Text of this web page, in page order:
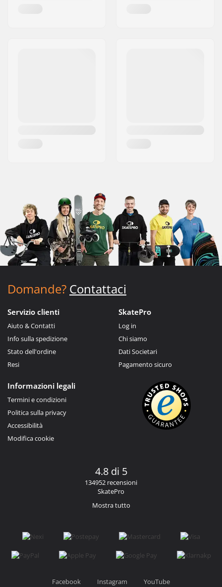
Domande? Contattaci
Servizio clienti
Aiuto & Contatti
Info sulla spedizione
Stato dell'ordine
Resi
SkatePro
Log in
Chi siamo
Dati Societari
Pagamento sicuro
Informazioni legali
Termini e condizioni
Politica sulla privacy
Accessibilità
Modifica cookie
4.8 di 5
134952 recensioni
SkatePro
Mostra tutto
Facebook Instagram YouTube